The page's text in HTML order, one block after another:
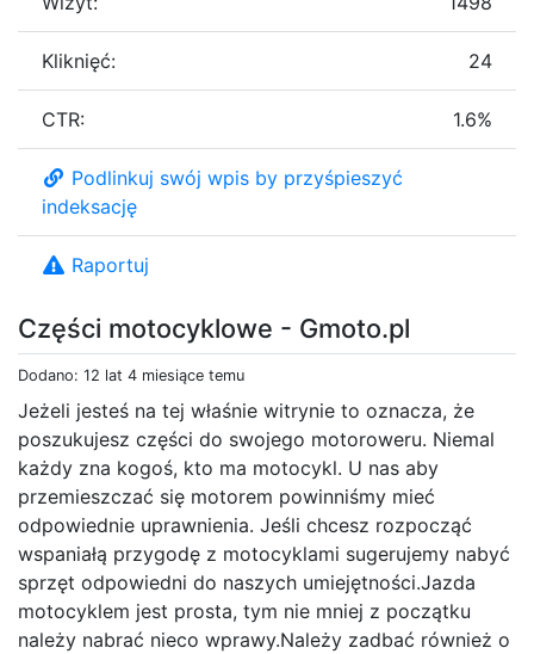
Części motocyklowe - Gmoto.pl
Dodano: 12 lat 4 miesiące temu
Jeżeli jesteś na tej właśnie witrynie to oznacza, że
poszukujesz części do swojego motoroweru. Niemal
każdy zna kogoś, kto ma motocykl. U nas aby
przemieszczać się motorem powinniśmy mieć
odpowiednie uprawnienia. Jeśli chcesz rozpocząć
wspaniałą przygodę z motocyklami sugerujemy nabyć
sprzęt odpowiedni do naszych umiejętności.Jazda
motocyklem jest prosta, tym nie mniej z początku
należy nabrać nieco wprawy.Należy zadbać również o
Kliknięć: 24
CTR: 1.6%
Podlinkuj swój wpis by przyśpieszyć
indeksację
Raportuj